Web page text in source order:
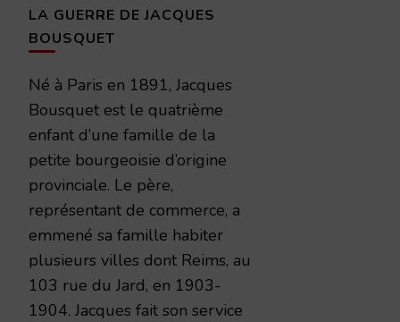
LA GUERRE DE JACQUES
BOUSQUET
Né à Paris en 1891, Jacques
Bousquet est le quatrième
enfant d’une famille de la
petite bourgeoisie d’origine
provinciale. Le père,
représentant de commerce, a
emmené sa famille habiter
plusieurs villes dont Reims, au
103 rue du Jard, en 1903-
1904. Jacques fait son service